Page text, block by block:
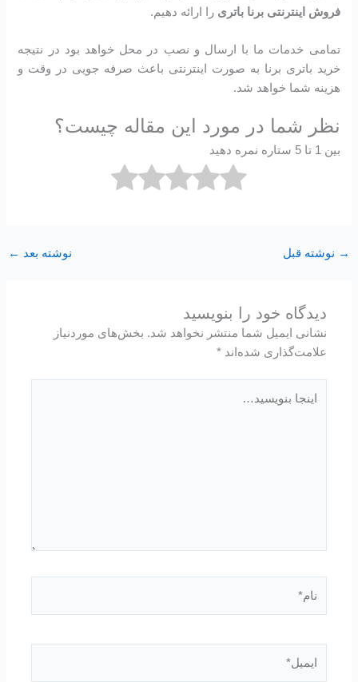
فروش اینترنتی برنا باتری را ارائه دهیم.
تمامی خدمات ما با ارسال و نصب در محل خواهد بود در نتیجه
خرید باتری برنا به صورت اینترنتی باعث صرفه جویی در وقت و
هزینه شما خواهد شد.
نظر شما در مورد این مقاله چیست؟
بین 1 تا 5 ستاره نمره دهید
→ نوشته قبل نوشته بعد ←
دیدگاه‌ خود را بنویسید
نشانی ایمیل شما منتشر نخواهد شد. بخش‌های موردنیاز
علامت‌گذاری شده‌اند*
بنویسید…